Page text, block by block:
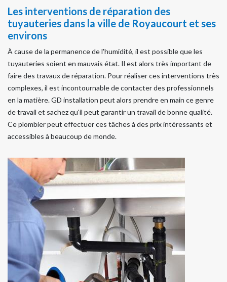
Les interventions de réparation des
tuyauteries dans la ville de Royaucourt et ses
environs
À cause de la permanence de l'humidité, il est possible que les
tuyauteries soient en mauvais état. Il est alors très important de
faire des travaux de réparation. Pour réaliser ces interventions très
complexes, il est incontournable de contacter des professionnels
en la matière. GD installation peut alors prendre en main ce genre
de travail et sachez qu'il peut garantir un travail de bonne qualité.
Ce plombier peut effectuer ces tâches à des prix intéressants et
accessibles à beaucoup de monde.